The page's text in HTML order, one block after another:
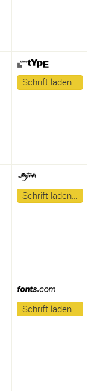
Schrift laden…
Schrift laden…
Schrift laden…